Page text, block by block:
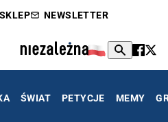
SKLEP NEWSLETTER
ŚWIAT PETYCJE MEMY